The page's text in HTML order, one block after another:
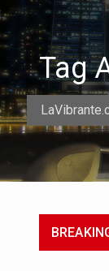
Tag